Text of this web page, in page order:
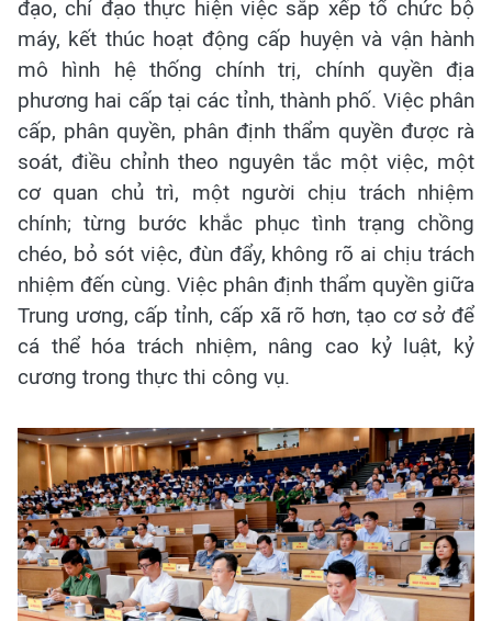
đạo, chỉ đạo thực hiện việc sắp xếp tổ chức bộ
máy, kết thúc hoạt động cấp huyện và vận hành
mô hình hệ thống chính trị, chính quyền địa
phương hai cấp tại các tỉnh, thành phố. Việc phân
cấp, phân quyền, phân định thẩm quyền được rà
soát, điều chỉnh theo nguyên tắc một việc, một
cơ quan chủ trì, một người chịu trách nhiệm
chính; từng bước khắc phục tình trạng chồng
chéo, bỏ sót việc, đùn đẩy, không rõ ai chịu trách
nhiệm đến cùng. Việc phân định thẩm quyền giữa
Trung ương, cấp tỉnh, cấp xã rõ hơn, tạo cơ sở để
cá thể hóa trách nhiệm, nâng cao kỷ luật, kỷ
cương trong thực thi công vụ.